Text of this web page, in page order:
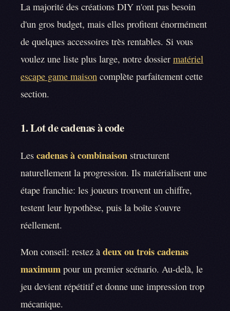
La majorité des créations DIY n'ont pas besoin
d'un gros budget, mais elles profitent énormément
de quelques accessoires très rentables. Si vous
voulez une liste plus large, notre dossier matériel
escape game maison complète parfaitement cette
section.
1. Lot de cadenas à code
Les cadenas à combinaison structurent
naturellement la progression. Ils matérialisent une
étape franchie: les joueurs trouvent un chiffre,
testent leur hypothèse, puis la boîte s'ouvre
réellement.
Mon conseil: restez à deux ou trois cadenas
maximum pour un premier scénario. Au-delà, le
jeu devient répétitif et donne une impression trop
mécanique.